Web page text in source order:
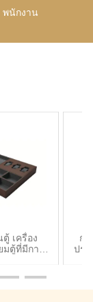
พนักงาน
เครื่อง
ตู้ที่มีการบู
กล่
ประ